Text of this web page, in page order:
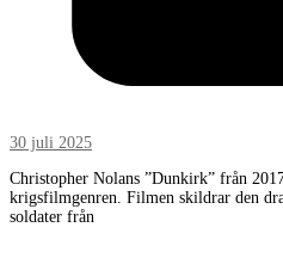
30 juli 2025
Christopher Nolans ”Dunkirk” från
krigsfilmgenren. Filmen skildrar den
soldater från